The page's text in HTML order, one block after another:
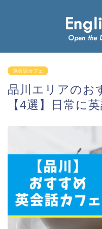
英会話カフェ
品川エリアのお
【4選】日常に